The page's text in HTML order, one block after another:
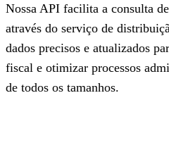
Nossa API facilita a consulta
através do serviço de
dados precisos e atualizados
fiscal e otimizar processos
de todos os tamanhos.